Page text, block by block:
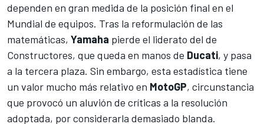
dependen en gran medida de la posición final en el
Mundial de equipos. Tras la reformulación de las
matemáticas, Yamaha pierde el liderato del de
Constructores, que queda en manos de Ducati, y pasa
a la tercera plaza. Sin embargo, esta estadística tiene
un valor mucho más relativo en MotoGP, circunstancia
que provocó un aluvión de críticas a la resolución
adoptada, por considerarla demasiado blanda.